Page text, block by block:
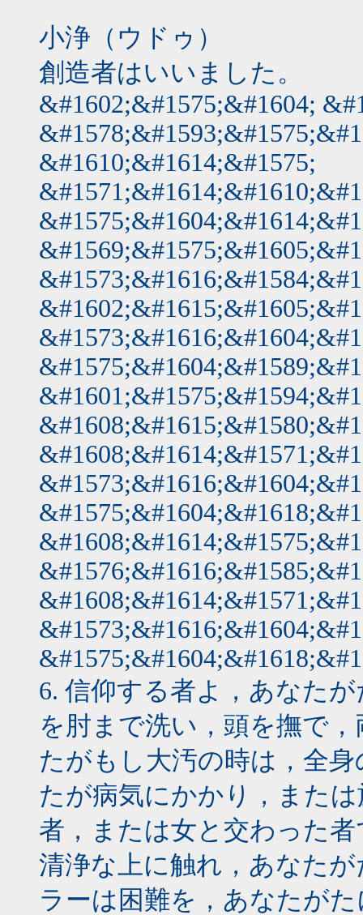
小浄（ウドゥ）
創造者はいいました。
&#1602;&#1575;&#1604;
&#1610;&#1614;&#1575;
6. 信仰する者よ，あなた
を肘まで洗い，頭を撫で
たがもし大汚の時は，全
たが病気にかかり，また
者，または女と交わった
清浄な上に触れ，あなた
ラーは困難を，あなたが